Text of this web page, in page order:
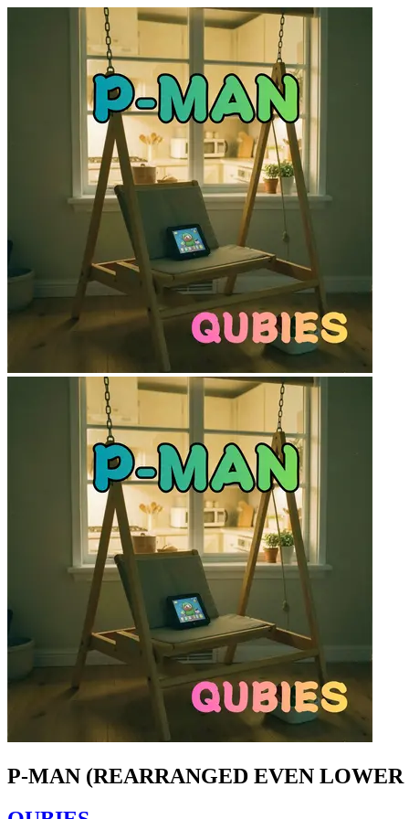
P-MAN (REARRANGED EVEN LOWER